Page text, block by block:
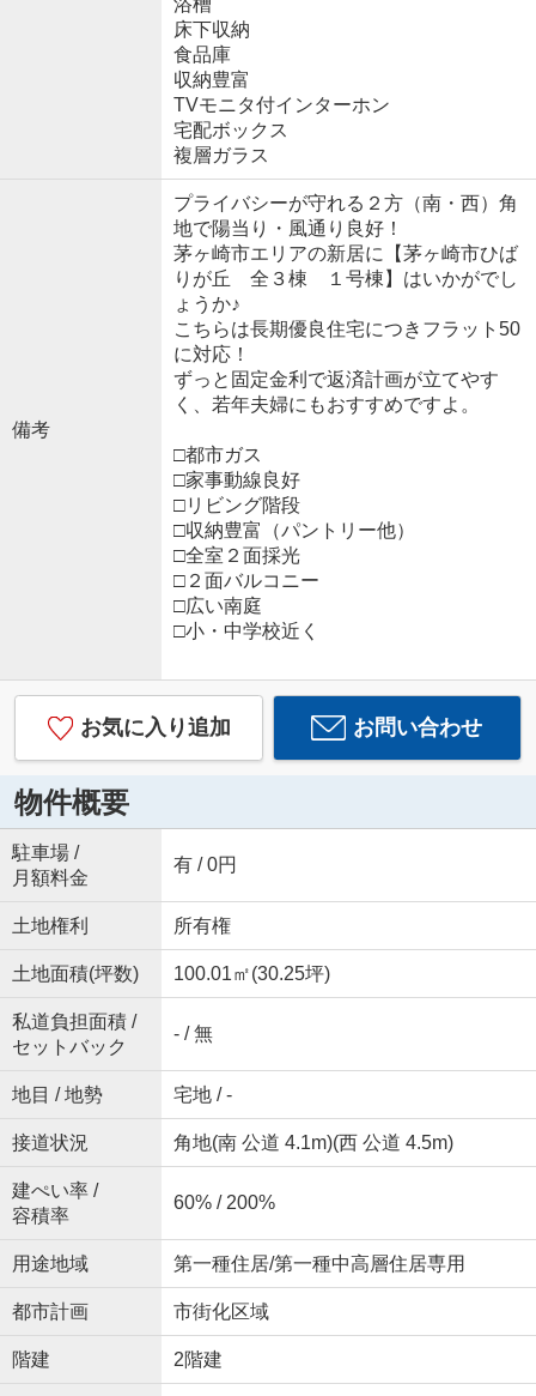
浴槽
床下収納
食品庫
収納豊富
TVモニタ付インターホン
宅配ボックス
複層ガラス
備考
プライバシーが守れる２方（南・西）角
地で陽当り・風通り良好！
茅ヶ崎市エリアの新居に【茅ヶ崎市ひば
りが丘 全３棟 １号棟】はいかがでし
ょうか♪
こちらは長期優良住宅につきフラット50
に対応！
ずっと固定金利で返済計画が立てやす
く、若年夫婦にもおすすめですよ。
□都市ガス
□家事動線良好
□リビング階段
□収納豊富（パントリー他）
□全室２面採光
□２面バルコニー
□広い南庭
□小・中学校近く
お気に入り追加 お問い合わせ
物件概要
駐車場 /
月額料金
有 / 0円
土地権利 所有権
土地面積(坪数) 100.01㎡(30.25坪)
私道負担面積 /
セットバック
- / 無
地目 / 地勢 宅地 / -
接道状況 角地(南 公道 4.1m)(西 公道 4.5m)
建ぺい率 /
容積率
60% / 200%
用途地域 第一種住居/第一種中高層住居専用
都市計画 市街化区域
階建 2階建